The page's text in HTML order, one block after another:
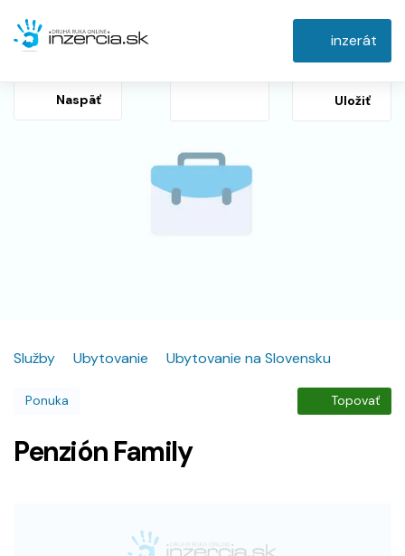
inzerát
Naspäť Uložiť
Služby Ubytovanie Ubytovanie na Slovensku
Ponuka Topovať
Penzión Family